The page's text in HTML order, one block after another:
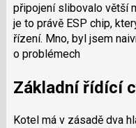
připojení slibovalo větší
je to právě ESP chip,
řízení. Mno, byl jsem
o problémech
Základní řídící
Kotel má v zásadě dva